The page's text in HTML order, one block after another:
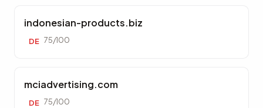
indonesian-products.biz
DE 75/100
mciadvertising.com
DE 75/100